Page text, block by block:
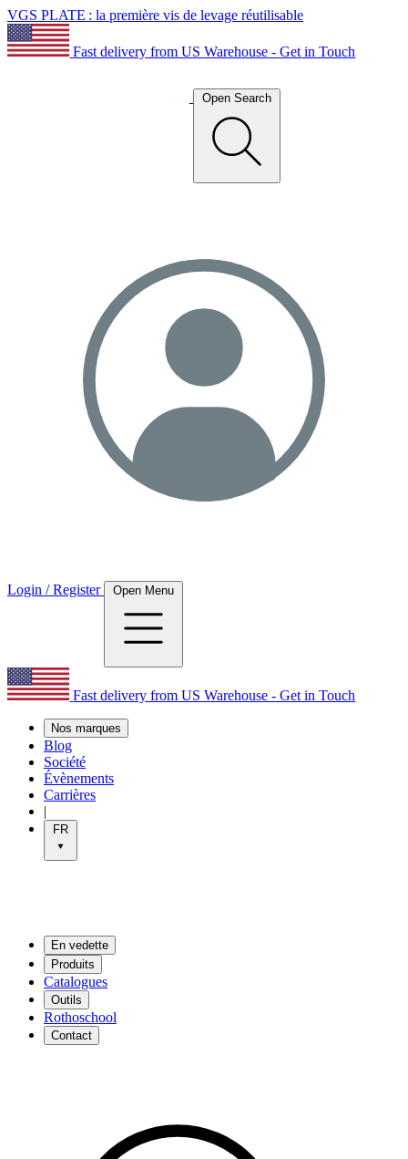
VGS PLATE : la première vis de levage réutilisable
Fast delivery from US Warehouse - Get in Touch
Open Search
Login / Register Open Menu
Fast delivery from US Warehouse - Get in Touch
Nos marques
Blog
Société
Évènements
Carrières
|
FR
En vedette
Produits
Catalogues
Outils
Rothoschool
Contact